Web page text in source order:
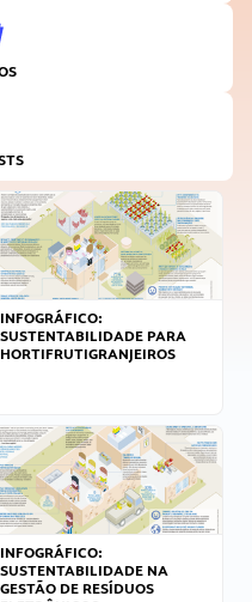
INFOGRÁFICO:
SUSTENTABILIDADE PARA
HORTIFRUTIGRANJEIROS
INFOGRÁFICO:
SUSTENTABILIDADE NA
GESTÃO DE RESÍDUOS